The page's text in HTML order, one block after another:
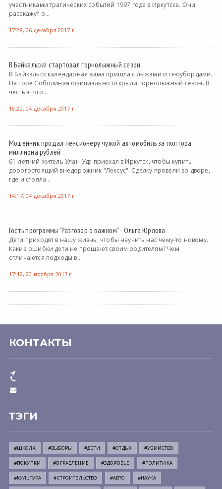
участниками трагических событий 1997 года в Иркутске. Они
расскажут о...
17:28, 06 декабря 2017 г.
В Байкальске стартовал горнолыжный сезон
В Байкальск календарная зима пришла с лыжами и сноубордами.
На горе Соболиная официально открыли горнолыжный сезон. В
честь этого...
18:22, 04 декабря 2017 г.
Мошенник продал пенсионеру чужой автомобиль за полтора
миллиона рублей
61-летний житель Улан-Удэ приехал в Иркутск, чтобы купить
дорогостоящий внедорожник "Лексус". Сделку провели во дворе,
где и стояла...
14:17, 04 декабря 2017 г.
Гость программы "Разговор о важном" - Ольга Юрлова
Дети приходят в нашу жизнь, чтобы научить нас чему-то новому.
Какие ошибки дети не прощают своим родителям? Чем
отличаются подходы в...
17:42, 20 ноября 2017 г.
КОНТАКТЫ
ТЭГИ
#ШКОЛА #ВЫБОРЫ #ДЕТИ #ОТДЫХ #УБИЙСТВО
#ПОКУПКИ #ОГРАБЛЕНИЕ #ЗДОРОВЬЕ #ПОЛИТИКА
#КУЛЬТУРА #СТРОИТЕЛЬСТВО #АВТО #НАУКА